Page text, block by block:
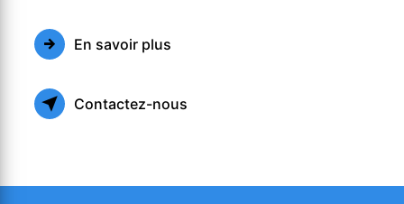
En savoir plus
Contactez-nous